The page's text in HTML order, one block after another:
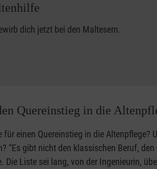
dich jetzt bei den Maltesern.
Quereinstieg in die
einen Quereinstieg in die Altenpflege?
“Es gibt nicht den klassischen Beruf,
Die Liste sei lang, von der Ingenieurin,